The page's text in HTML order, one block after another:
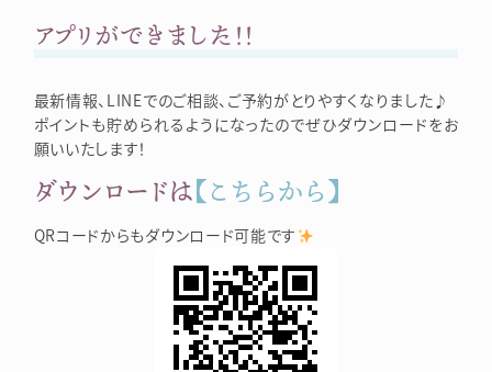
アプリができました！！
最新情報、LINEでのご相談、ご予約がとりやすくなりました♪
ポイントも貯められるようになったのでぜひダウンロードをお
願いいたします！
ダウンロードは【こちらから】
QRコードからもダウンロード可能です